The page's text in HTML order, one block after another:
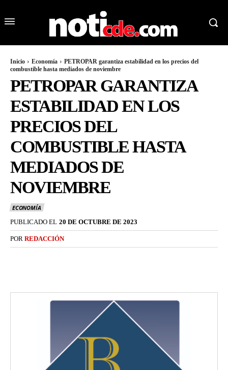
Inicio Economía
PETROPAR garantiza estabilidad en los precios del
combustible hasta mediados de noviembre
PETROPAR GARANTIZA
ESTABILIDAD EN LOS
PRECIOS DEL
COMBUSTIBLE HASTA
MEDIADOS DE
NOVIEMBRE
ECONOMÍA
PUBLICADO EL 20 DE OCTUBRE DE 2023
POR REDACCIÓN